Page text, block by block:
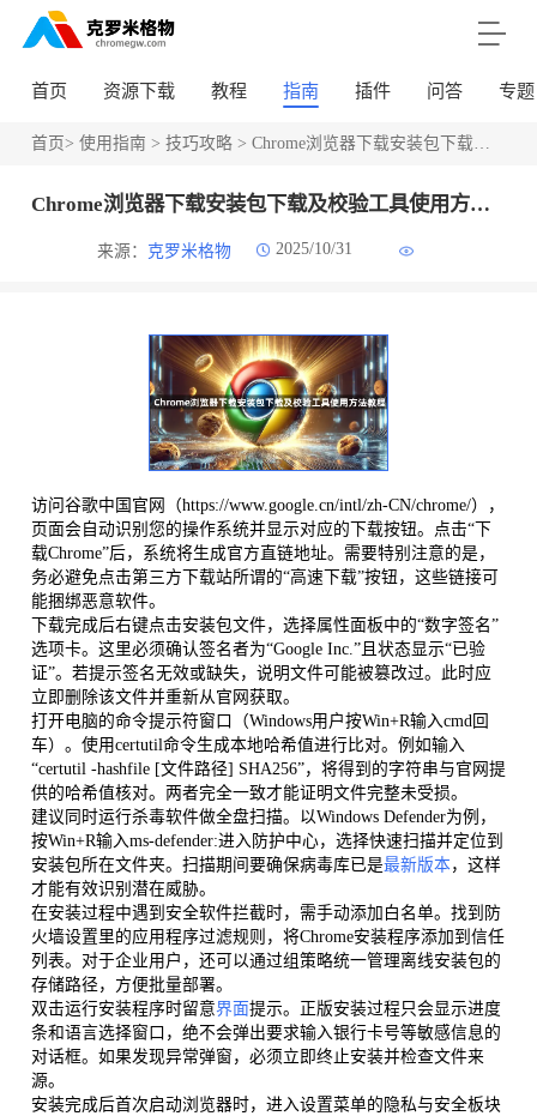
首页 资源下载 教程 指南 插件 问答 专题
首页> 使用指南 > 技巧攻略> Chrome浏览器下载安装包下载及校验工具使用方法教程
Chrome浏览器下载安装包下载及校验工具使用方法教程
来源： 克罗米格物 2025/10/31
访问谷歌中国官网（https://www.google.cn/intl/zh-CN/chrome/），
页面会自动识别您的操作系统并显示对应的下载按钮。点击“下
载Chrome”后，系统将生成官方直链地址。需要特别注意的是，
务必避免点击第三方下载站所谓的“高速下载”按钮，这些链接可
能捆绑恶意软件。
下载完成后右键点击安装包文件，选择属性面板中的“数字签名”
选项卡。这里必须确认签名者为“Google Inc.”且状态显示“已验
证”。若提示签名无效或缺失，说明文件可能被篡改过。此时应
立即删除该文件并重新从官网获取。
打开电脑的命令提示符窗口（Windows用户按Win+R输入cmd回
车）。使用certutil命令生成本地哈希值进行比对。例如输入
“certutil -hashfile [文件路径] SHA256”，将得到的字符串与官网提
供的哈希值核对。两者完全一致才能证明文件完整未受损。
建议同时运行杀毒软件做全盘扫描。以Windows Defender为例，
按Win+R输入ms-defender:进入防护中心，选择快速扫描并定位到
安装包所在文件夹。扫描期间要确保病毒库已是最新版本，这样
才能有效识别潜在威胁。
在安装过程中遇到安全软件拦截时，需手动添加白名单。找到防
火墙设置里的应用程序过滤规则，将Chrome安装程序添加到信任
列表。对于企业用户，还可以通过组策略统一管理离线安装包的
存储路径，方便批量部署。
双击运行安装程序时留意界面提示。正版安装过程只会显示进度
条和语言选择窗口，绝不会弹出要求输入银行卡号等敏感信息的
对话框。如果发现异常弹窗，必须立即终止安装并检查文件来
源。
安装完成后首次启动浏览器时，进入设置菜单的隐私与安全板块